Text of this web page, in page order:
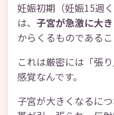
妊娠初期（妊娠15週
は、 子宮が急激に大
からくるものであるこ
これは厳密には「張
感覚なんです。
子宮が大きくなるに